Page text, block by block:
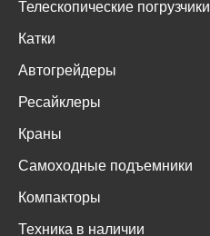
Телескопические погрузчики
Катки
Автогрейдеры
Ресайклеры
Краны
Самоходные подъемники
Компакторы
Техника в наличии